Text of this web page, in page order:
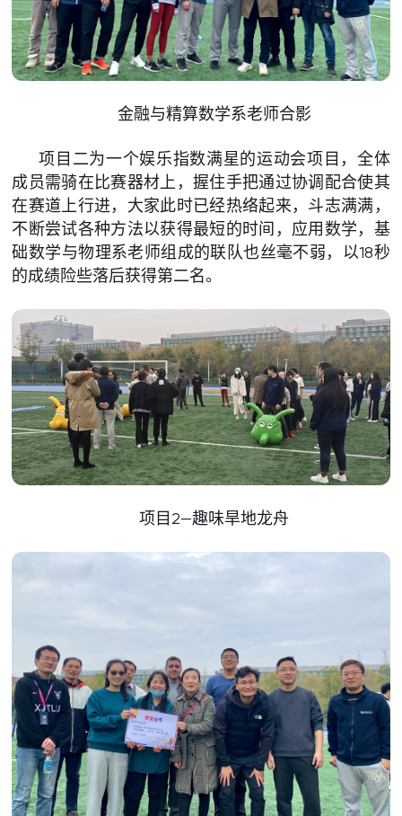
金融与精算数学系老师合影
项目二为一个娱乐指数满星的运动会项目，全体
成员需骑在比赛器材上，握住手把通过协调配合使其
在赛道上行进，大家此时已经热络起来，斗志满满，
不断尝试各种方法以获得最短的时间，应用数学，基
础数学与物理系老师组成的联队也丝毫不弱，以18秒
的成绩险些落后获得第二名。
项目2—趣味旱地龙舟